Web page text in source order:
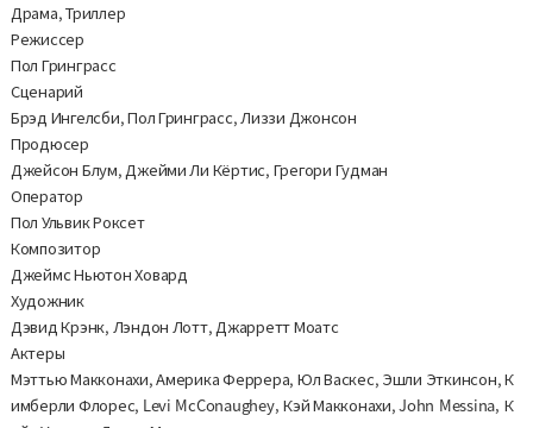
Драма, Триллер
Режиссер
Пол Гринграсс
Сценарий
Брэд Ингелсби, Пол Гринграсс, Лиззи Джонсон
Продюсер
Джейсон Блум, Джейми Ли Кёртис, Грегори Гудман
Оператор
Пол Ульвик Роксет
Композитор
Джеймс Ньютон Ховард
Художник
Дэвид Крэнк, Лэндон Лотт, Джарретт Моатс
Актеры
Мэттью Макконахи, Америка Феррера, Юл Васкес, Эшли Эткинсон, К
имберли Флорес, Levi McConaughey, Кэй Макконахи, John Messina, К